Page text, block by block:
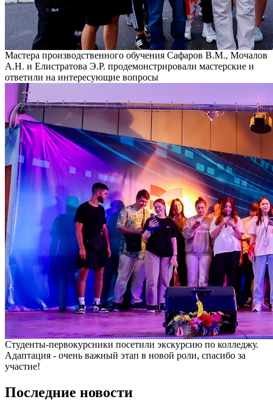
Мастера производственного обучения Сафаров В.М., Мочалов
А.Н. и Елистратова Э.Р. продемонстрировали мастерские и
ответили на интересующие вопросы
Студенты-первокурсники посетили экскурсию по колледжу.
Адаптация - очень важный этап в новой роли, спасибо за
участие!
Последние новости